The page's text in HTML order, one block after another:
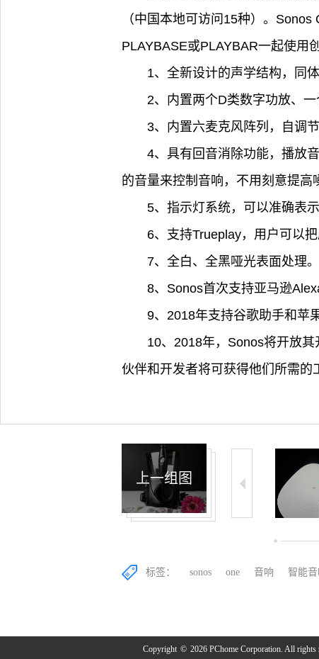
（中国本地可访问15种）。
PLAYBASE或PLAYBAR一起使用
1、全新设计的声学结构，同
2、内置两个D类数字功放、一
3、内置六麦克风阵列，自调
4、具有回音消除功能，播放
的音量来控制音响，不用刻意提高
5、指示灯系统，可以准确表
6、支持Trueplay，用户可以
7、全白、全黑哑光表面处理。
8、Sonos首次支持亚马逊
9、2018年支持谷歌助手和苹
10、2018年，Sonos将开放
伙伴和开发者将可获得他们所需的
19/22
上一组图
标签： sonos one 音响 智能音
Copyright © 2026 PChome Corporation. All rights